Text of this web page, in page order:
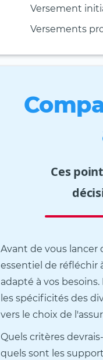
Versement
Versements
Ces
Avant de vous lancer
essentiel de réfléchir
adapté à vos
les spécificités des
vers le choix de
Quels critères
quels sont les